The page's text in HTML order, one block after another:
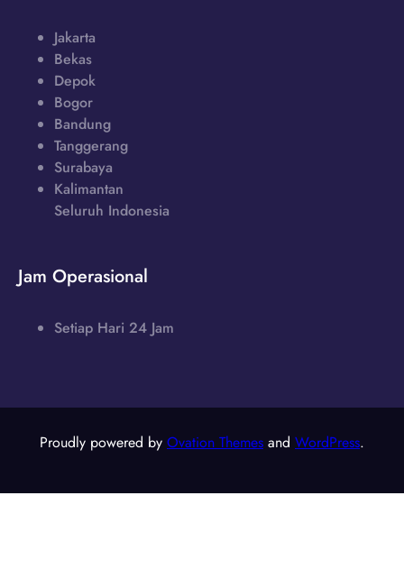
Jakarta
Bekas
Depok
Bogor
Bandung
Tanggerang
Surabaya
Kalimantan
Seluruh Indonesia
Jam Operasional
Setiap Hari 24 Jam
Proudly powered by Ovation Themes and WordPress.